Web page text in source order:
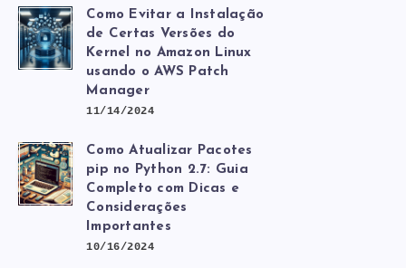
Como Evitar a Instalação
de Certas Versões do
Kernel no Amazon Linux
usando o AWS Patch
Manager
11/14/2024
Como Atualizar Pacotes
pip no Python 2.7: Guia
Completo com Dicas e
Considerações
Importantes
10/16/2024